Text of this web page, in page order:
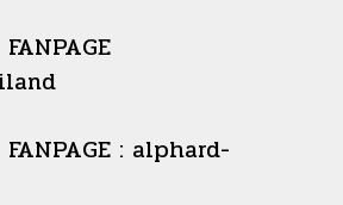
FANPAGE
FANPAGE : alphard-